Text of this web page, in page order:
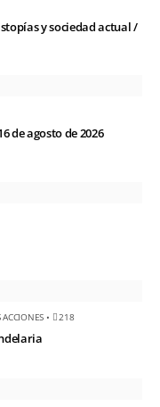
y sociedad actual /
de agosto de 2026
ACCIONES • 218